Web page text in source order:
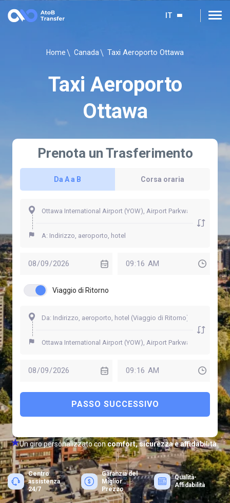
IT
Home Canada Taxi Aeroporto Ottawa
Taxi Aeroporto
Ottawa
Prenota un Trasferimento
Da A a B Corsa oraria
Viaggio di Ritorno
PASSO SUCCESSIVO
Un giro personalizzato con comfort, sicurezza e affidabilità.
Centro
assistenza
24/7
Garanzia del
Miglior
Prezzo
Qualità-
Affidabilità